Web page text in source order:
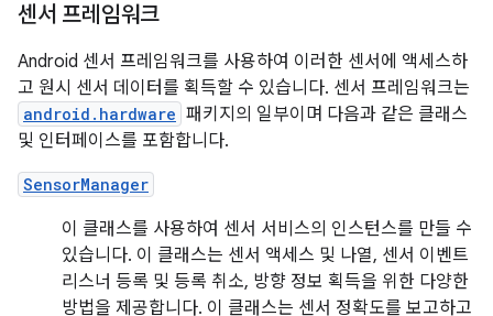
센서 프레임워크
Android 센서 프레임워크를 사용하여 이러한 센서에 액세스하
고 원시 센서 데이터를 획득할 수 있습니다. 센서 프레임워크는
android.hardware 패키지의 일부이며 다음과 같은 클래스
및 인터페이스를 포함합니다.
SensorManager
이 클래스를 사용하여 센서 서비스의 인스턴스를 만들 수
있습니다. 이 클래스는 센서 액세스 및 나열, 센서 이벤트
리스너 등록 및 등록 취소, 방향 정보 획득을 위한 다양한
방법을 제공합니다. 이 클래스는 센서 정확도를 보고하고